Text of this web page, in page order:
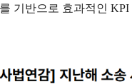
기반으로 효과적인 KPI